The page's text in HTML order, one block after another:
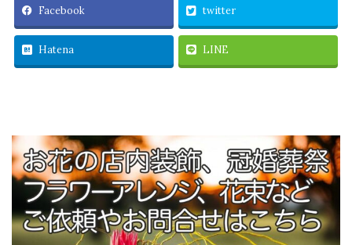
Facebook twitter
Hatena LINE